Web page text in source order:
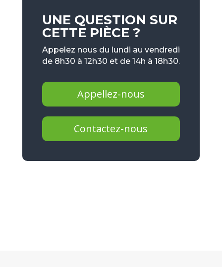
UNE QUESTION SUR
CETTE PIÈCE ?
Appelez nous du lundi au vendredi
de 8h30 à 12h30 et de 14h à 18h30.
Appellez-nous
Contactez-nous